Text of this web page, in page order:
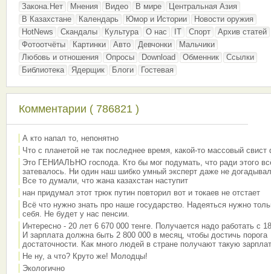
Закона.Нет
Мнения Видео В мире
Центральная Азия
В Казахстане
Календарь Юмор и Истории
Новости оружия
HotNews
Скандалы Культура О нас IT Спорт
Архив статей
Фотоотчёты
Картинки Авто Девчонки
Мальчики
Любовь и отношения
Опросы Download Обменник
Ссылки
Библиотека
Ядерщик Блоги Гостевая
Комментарии ( 786821 )
А кто напал то, непонятно
Что с планетой не так последнее время, какой-то массовый свист
Это ГЕНИАЛЬНО господа. Кто бы мог подумать, что ради этого
затевалось. Ни один наш шибко умный эксперт даже не
Все то думали, что жана казахстан наступит
нан придумал этот трюк путин повторил вот и токаев не отстает
Всё что нужно знать про наше государство. Надеяться нужно
себя. Не будет у нас пенсии.
Интересно - 20 лет 6 670 000 тенге. Получается надо работать с
И зарплата должна быть 2 800 000 в месяц, чтобы достичь порога
достаточности. Как много людей в стране получают такую
Не ну, а что? Круто же! Молодцы!
Экологично